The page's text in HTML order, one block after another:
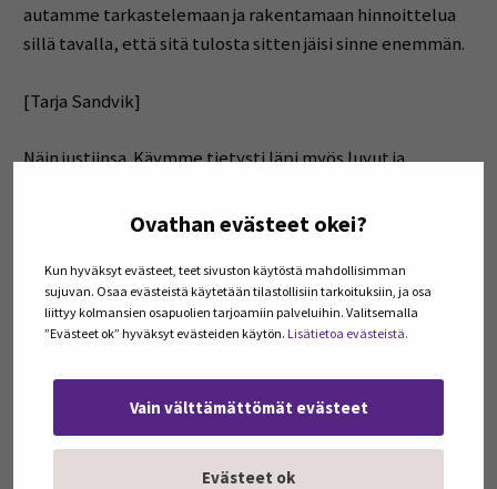
Ovathan evästeet okei?
Kun hyväksyt evästeet, teet sivuston käytöstä mahdollisimman
sujuvan. Osaa evästeistä käytetään tilastollisiin tarkoituksiin, ja osa
liittyy kolmansien osapuolien tarjoamiin palveluihin. Valitsemalla
”Evästeet ok” hyväksyt evästeiden käytön. Lisätietoa evästeistä.
Vain välttämättömät evästeet
Evästeet ok
autamme tarkastelemaan ja rakentamaan hinnoittelua
sillä tavalla, että sitä tulosta sitten jäisi sinne enemmän.
[Tarja Sandvik]
Näin justiinsa. Käymme tietysti läpi myös luvut ja
terveellä pohjalla.
[Miska Rossinen-Kaihlamäki]
Kolmas teema on “Uusia oivalluksia bisnekseen”. Mitä
[Taina Rautakoski]
Tavoitteena on tuoda esille uusia liiketoimintamalleja ja